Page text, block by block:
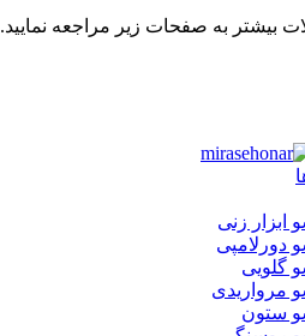
بیشتر به صفحات زیر مراجعه نمایید.
ابزار زنی
دورلامپی
گلویی
مرواریدی
ستون